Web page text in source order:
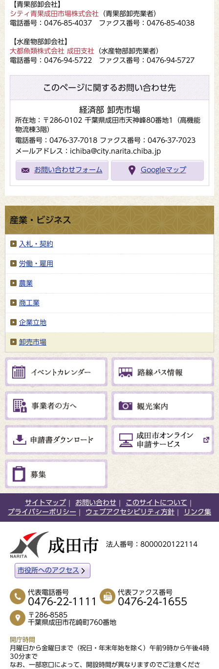
【青果部卸会社】
シティ青果成田市場株式会社 （青果部卸売業者）
電話番号：0476-85-4037 ファクス番号：0476-85-4038
【水産物部卸会社】
大都魚類株式会社 成田支社 （水産物部卸売業者）
電話番号：0476-94-5722 ファクス番号：0476-94-5727
このページに関するお問い合わせ先
経済部 卸売市場
所在地：〒286-0102 千葉県成田市天神峰80番地1（高機能
物流棟3階）
電話番号：0476-37-7018 ファクス番号：0476-37-7023
メールアドレス：ichiba@city.narita.chiba.jp
お問い合わせフォーム Googleマップ
産業・ビジネス
入札・契約
労働・雇用
農業
商工業
企業立地
卸売市場
サイトマップ お問い合わせ
このサイトについて
プライバシーポリシー
ウェブアクセシビリティ方針 リンク集
法人番号：8000020122114
市役所へのアクセス
代表電話番号
0476-22-1111
代表ファクス番号
0476-24-1655
〒286-8585
千葉県成田市花崎町760番地
開庁時間
月曜日から金曜日まで（祝日・年末年始を除く）午前9時から午後4時
30分まで
なお、一部窓口によって、開設時間が異なりますのでご注意くださ